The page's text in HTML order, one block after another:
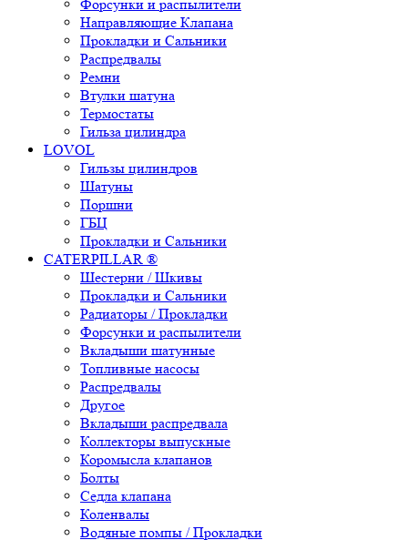
Форсунки и распылители
Направляющие Клапана
Прокладки и Сальники
Распредвалы
Ремни
Втулки шатуна
Термостаты
Гильза цилиндра
LOVOL
Гильзы цилиндров
Шатуны
Поршни
ГБЦ
Прокладки и Сальники
CATERPILLAR ®
Шестерни / Шкивы
Прокладки и Сальники
Радиаторы / Прокладки
Форсунки и распылители
Вкладыши шатунные
Топливные насосы
Распредвалы
Другое
Вкладыши распредвала
Коллекторы выпускные
Коромысла клапанов
Болты
Седла клапана
Коленвалы
Водяные помпы / Прокладки